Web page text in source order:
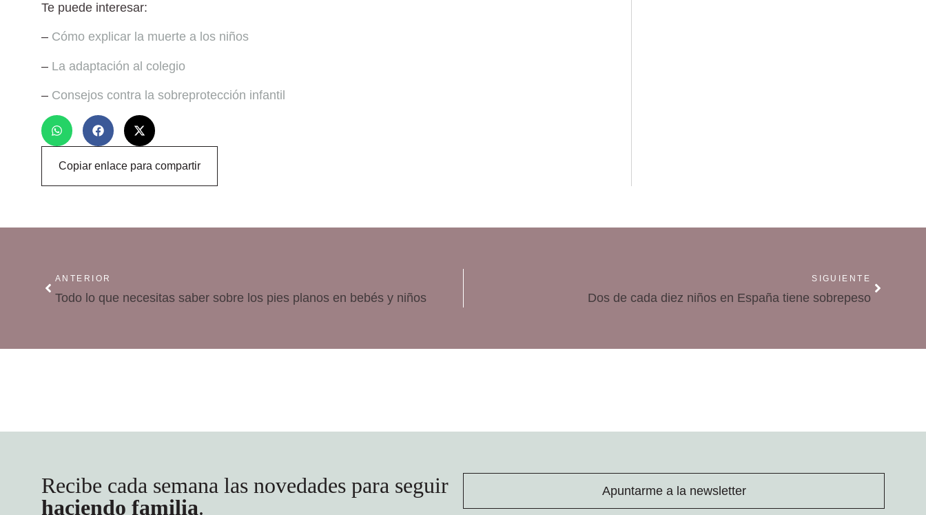
Te puede interesar:
– Cómo explicar la muerte a los niños
– La adaptación al colegio
– Consejos contra la sobreprotección infantil
Copiar enlace para compartir
ANTERIOR
Todo lo que necesitas saber sobre los pies planos en bebés y niños
SIGUIENTE
Dos de cada diez niños en España tiene sobrepeso
Recibe cada semana las novedades para seguir
haciendo familia.
Apuntarme a la newsletter